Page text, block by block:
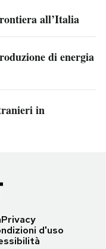
all’Italia
di energia
in
Privacy
d'uso